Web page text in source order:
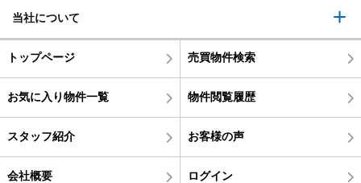
当社について
トップページ 売買物件検索
お気に入り物件一覧 物件閲覧履歴
スタッフ紹介 お客様の声
会社概要 ログイン